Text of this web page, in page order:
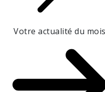
Votre actualité du mois